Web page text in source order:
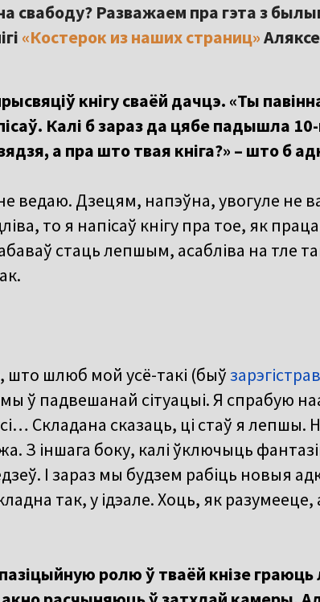
свабоду? Разважаем пра гэта з
«Костерок из наших страниц»
кнігу сваёй дачцэ. «Ты
Калі б зараз да цябе падышла
а пра што твая кніга?» – што б
ведаю. Дзецям, напэўна, увогуле не
то я напісаў кнігу пра тое, як
стаць лепшым, асабліва на тле
шлюб мой усё-такі (быў
ў падвешанай сітуацыі. Я спрабую
Складана сказаць, ці стаў я лепшы.
З іншага боку, калі ўключыць
І зараз мы будзем рабіць новыя
так, у ідэале. Хоць, як разумееце,
ролю ў тваёй кнізе граюць